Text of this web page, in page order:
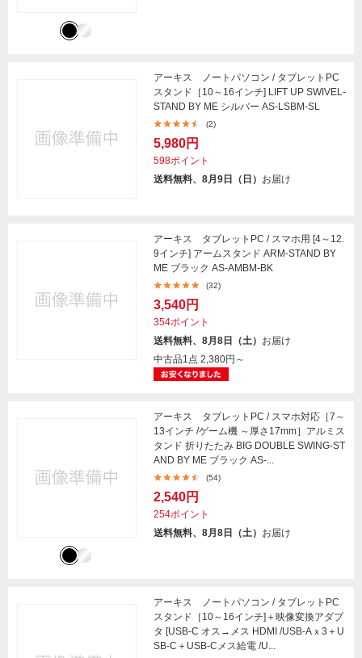
アーキス ノートパソコン / タブレットPC
スタンド［10～16インチ] LIFT UP SWIVEL-
STAND BY ME シルバー AS-LSBM-SL
(2)
5,980円
598ポイント
送料無料、8月9日（日） お届け
アーキス タブレットPC / スマホ用 [4～12.
9インチ] アームスタンド ARM-STAND BY
ME ブラック AS-AMBM-BK
(32)
3,540円
354ポイント
送料無料、8月8日（土） お届け
中古品1点 2,380円～
アーキス タブレットPC / スマホ対応［7～
13インチ /ゲーム機 ～厚さ17mm］アルミス
タンド 折りたたみ BIG DOUBLE SWING-ST
AND BY ME ブラック AS-...
(54)
2,540円
254ポイント
送料無料、8月8日（土） お届け
アーキス ノートパソコン / タブレットPC
スタンド［10～16インチ]＋映像変換アダプ
タ [USB-C オス→メス HDMI /USB-Aｘ3＋U
SB-C＋USB-Cメス給電 /U...